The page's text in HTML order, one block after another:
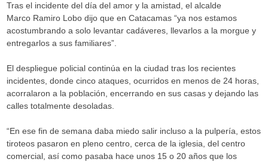
Tras el incidente del día del amor y la amistad, el alcalde
Marco Ramiro Lobo dijo que en Catacamas “ya nos estamos
acostumbrando a solo levantar cadáveres, llevarlos a la morgue y
entregarlos a sus familiares”.
El despliegue policial continúa en la ciudad tras los recientes
incidentes, donde cinco ataques, ocurridos en menos de 24 horas,
acorralaron a la población, encerrando en sus casas y dejando las
calles totalmente desoladas.
“En ese fin de semana daba miedo salir incluso a la pulpería, estos
tiroteos pasaron en pleno centro, cerca de la iglesia, del centro
comercial, así como pasaba hace unos 15 o 20 años que los